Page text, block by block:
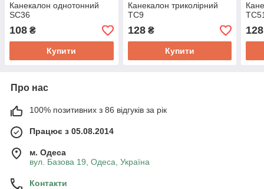
Канекалон однотонний
SC36
108 ₴
Купити
Канекалон триколірний
TC9
128₴
Купити
128
Про нас
100% позитивних з 86 відгуків за рік
Працює з 05.08.2014
м. Одеса
вул. Базова 19, Одеса, Україна
Контакти